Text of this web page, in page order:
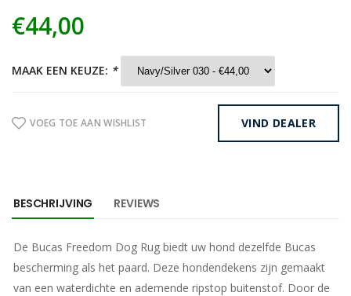
€44,00
MAAK EEN KEUZE: *
VOEG TOE AAN WISHLIST VIND DEALER
BESCHRIJVING REVIEWS
De Bucas Freedom Dog Rug biedt uw hond dezelfde Bucas
bescherming als het paard. Deze hondendekens zijn gemaakt
van een waterdichte en ademende ripstop buitenstof. Door de